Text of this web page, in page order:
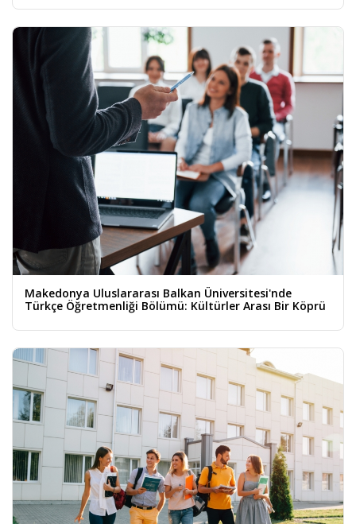
Makedonya Uluslararası Balkan Üniversitesi'nde
Türkçe Öğretmenliği Bölümü: Kültürler Arası Bir Köprü